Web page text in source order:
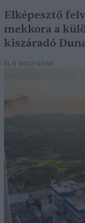
Elképesztő
mekkora a
kiszáradó
ÉLŐ BOLYGÓNK